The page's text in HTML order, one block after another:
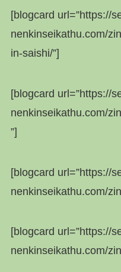
[blogcard url=”https://
nenkinseikathu.com/
in-saishi/”]
[blogcard url=”https://
nenkinseikathu.com/
”]
[blogcard url=”https://
nenkinseikathu.com/
[blogcard url=”https://
nenkinseikathu.com/